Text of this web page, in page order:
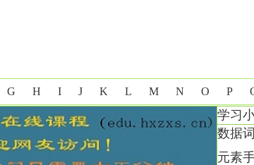
G H I J K L M N O P
学习
数据
元素